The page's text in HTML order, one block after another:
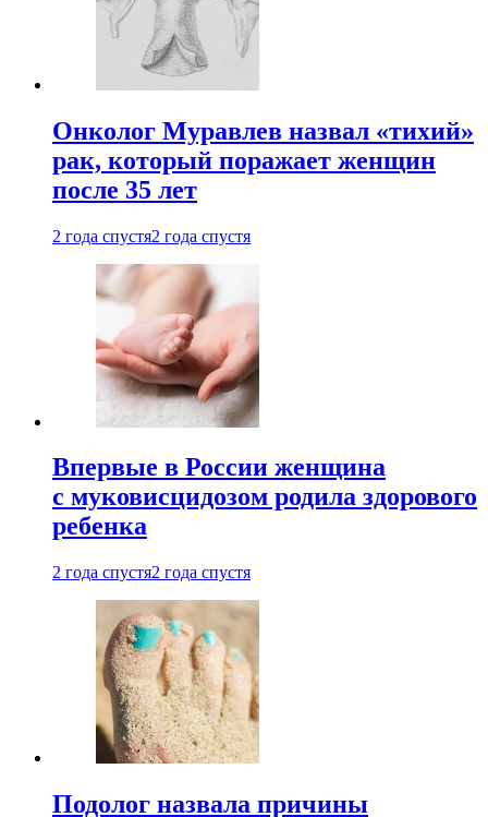
Онколог Муравлев назвал «тихий»
рак, который поражает женщин
после 35 лет
2 года спустя2 года спустя
Впервые в России женщина
с муковисцидозом родила здорового
ребенка
2 года спустя2 года спустя
Подолог назвала причины